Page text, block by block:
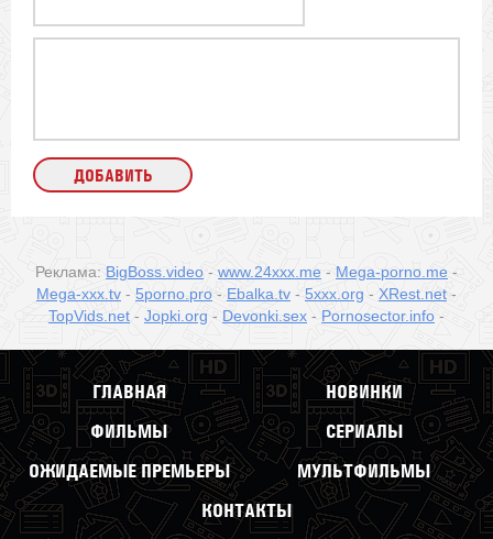
Реклама: BigBoss.video - www.24xxx.me - Mega-porno.me -
Mega-xxx.tv - 5porno.pro - Ebalka.tv - 5xxx.org - XRest.net -
TopVids.net - Jopki.org - Devonki.sex - Pornosector.info -
ГЛАВНАЯ
НОВИНКИ
ФИЛЬМЫ
СЕРИАЛЫ
ОЖИДАЕМЫЕ ПРЕМЬЕРЫ
МУЛЬТФИЛЬМЫ
КОНТАКТЫ